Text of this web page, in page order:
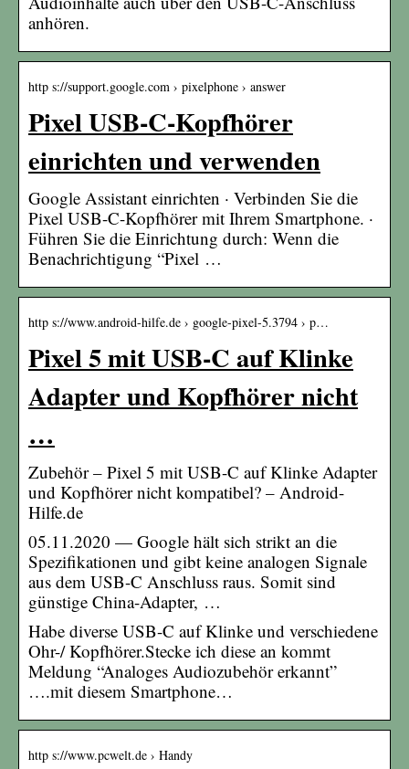
anhören.
http s://support.google.com › pixelphone › answer
Pixel USB-C-Kopfhörer
einrichten und verwenden
Google Assistant einrichten · Verbinden Sie die
Pixel USB-C-Kopfhörer mit Ihrem Smartphone. ·
Führen Sie die Einrichtung durch: Wenn die
Benachrichtigung “Pixel …
http s://www.android-hilfe.de › google-pixel-5.3794 › p…
Pixel 5 mit USB-C auf Klinke
Adapter und Kopfhörer nicht
…
Zubehör – Pixel 5 mit USB-C auf Klinke Adapter
und Kopfhörer nicht kompatibel? – Android-
Hilfe.de
05.11.2020 — Google hält sich strikt an die
Spezifikationen und gibt keine analogen Signale
aus dem USB-C Anschluss raus. Somit sind
günstige China-Adapter, …
Habe diverse USB-C auf Klinke und verschiedene
Ohr-/ Kopfhörer.Stecke ich diese an kommt
Meldung “Analoges Audiozubehör erkannt”
….mit diesem Smartphone…
http s://www.pcwelt.de › Handy